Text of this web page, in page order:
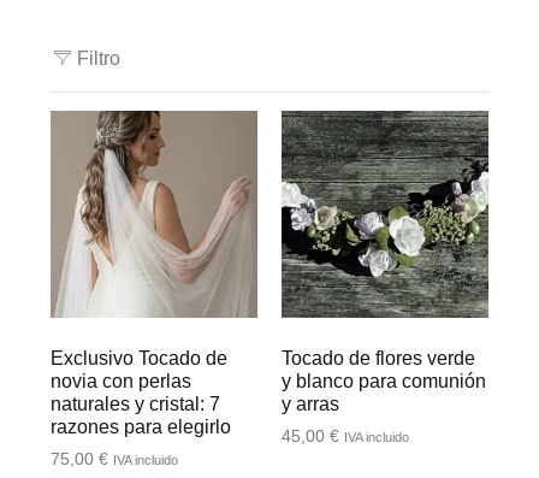
Filtro
Exclusivo Tocado de
novia con perlas
naturales y cristal: 7
razones para elegirlo
75,00 € IVA incluido
Tocado de flores verde
y blanco para comunión
y arras
45,00 € IVA incluido